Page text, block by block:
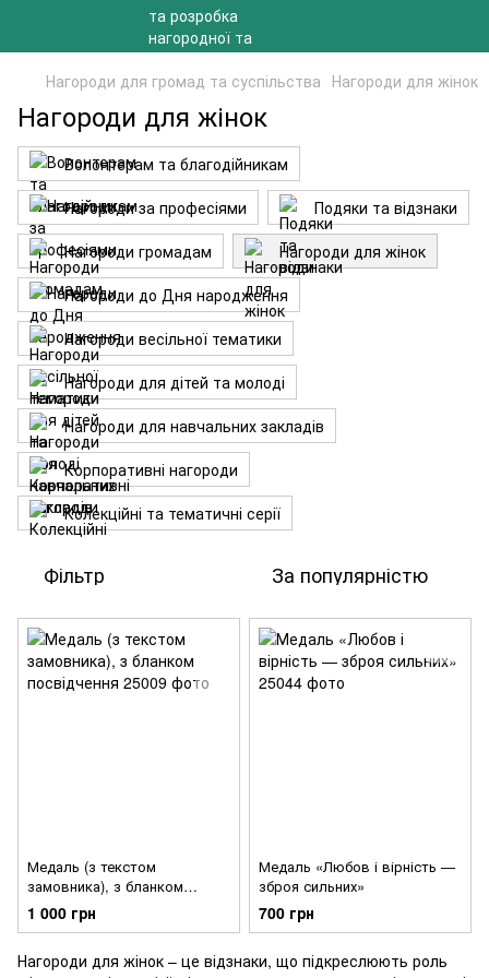
Нагороди для громад та суспільства Нагороди для жінок
Нагороди для жінок
Волонтерам та благодійникам
Нагороди за професіями
Подяки та відзнаки
Нагороди громадам
Нагороди для жінок
Нагороди до Дня народження
Нагороди весільної тематики
Нагороди для дітей та молоді
Нагороди для навчальних закладів
Корпоративні нагороди
Колекційні та тематичні серії
Фільтр За популярністю
Медаль (з текстом
замовника), з бланком
посвідчення
1 000 грн
Медаль «Любов і вірність —
зброя сильних»
700 грн
Нагороди для жінок – це відзнаки, що підкреслюють роль